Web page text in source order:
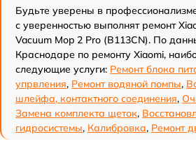
Будьте уверены в
с уверенностью выполнят ремонт
Vacuum Mop 2 Pro (B113CN). По
Краснодаре по ремонту Xiaomi,
следующие услуги: Ремонт блока
упрвления, Ремонт водяной помпы,
шлейфа, контактного соединения,
Замена комплекта щеток,
гидросистемы, Калибровка, Ремонт